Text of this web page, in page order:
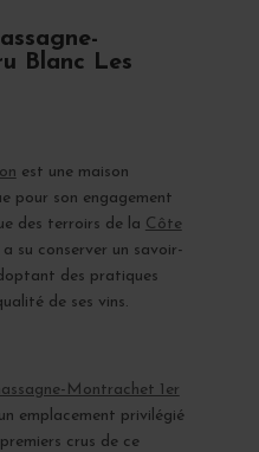
Blanc Les
est une maison
pour son engagement
des terroirs de la Côte
su conserver un savoir-
des pratiques
de ses vins.
Montrachet 1er
emplacement privilégié
crus de ce